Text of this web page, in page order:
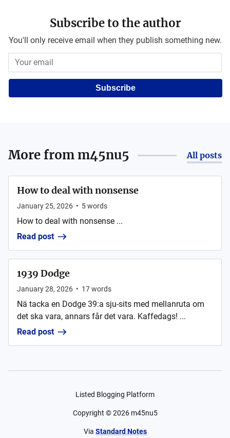
Subscribe to the author
You'll only receive email when they publish something new.
Subscribe
More from m45nu5 All posts
How to deal with nonsense
January 25, 2026 • 5words
How to deal with nonsense ...
Read post
1939 Dodge
January 28, 2026 • 17words
Nä tacka en Dodge 39:a sju-sits med mellanruta om
det ska vara, annars får det vara. Kaffedags! ...
Read post
Listed Blogging Platform
Copyright ©2026 m45nu5
Via Standard Notes